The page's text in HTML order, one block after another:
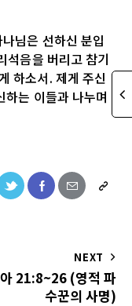
님은 선하신 분입
석음을 버리고 참기
하소서. 제게 주신
는 이들과 나누며
NEXT
21:8~26 (영적 파
수꾼의 사명)